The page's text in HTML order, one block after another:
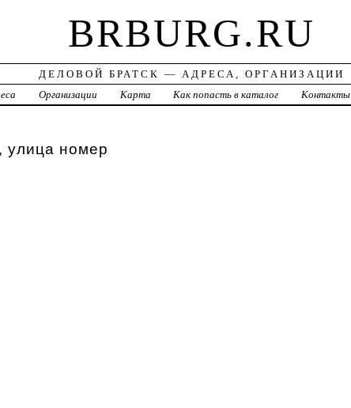
BRBURG.RU
ДЕЛОВОЙ БРАТСК — АДРЕСА, ОРГАНИЗАЦИИ
Организации Карта Как попасть в каталог Контакты
улица номер